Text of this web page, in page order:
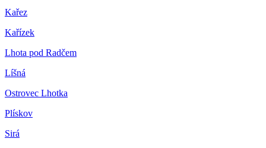
Kařez
Kařízek
Lhota pod Radčem
Líšná
Ostrovec Lhotka
Plískov
Sirá